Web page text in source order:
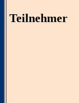
Teilnehmer